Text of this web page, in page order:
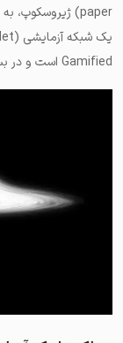
Gamified است و در بستر Kovan قرار دارد.